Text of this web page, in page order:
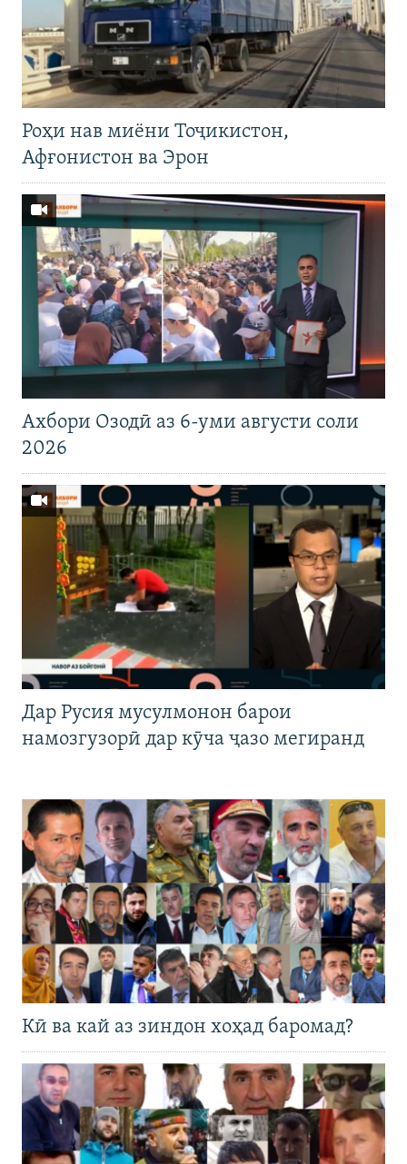
Роҳи нав миёни Тоҷикистон,
Афғонистон ва Эрон
Ахбори Озодӣ аз 6-уми августи соли
2026
Дар Русия мусулмонон барои
намозгузорӣ дар кӯча ҷазо мегиранд
Кӣ ва кай аз зиндон хоҳад баромад?